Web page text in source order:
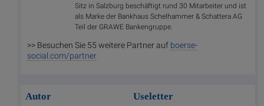
Sitz in Salzburg beschäftigt rund 30 Mitarbeiter und ist
als Marke der Bankhaus Schelhammer & Schattera AG
Teil der GRAWE Bankengruppe.
>> Besuchen Sie 55 weitere Partner auf boerse-
social.com/partner
Autor Useletter